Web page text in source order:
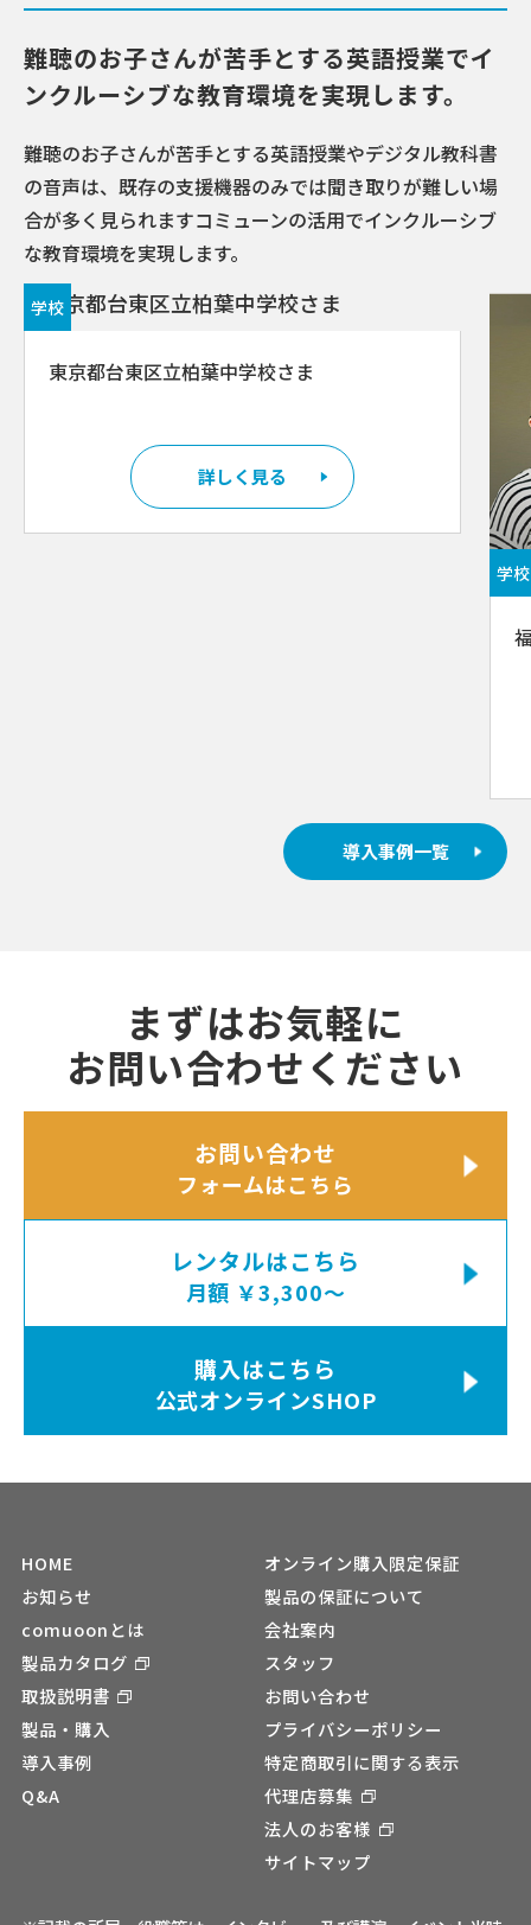
難聴のお子さんが苦手とする英語授業でイ
ンクルーシブな教育環境を実現します。
難聴のお子さんが苦手とする英語授業やデジタル教科書
の音声は、既存の支援機器のみでは聞き取りが難しい場
合が多く見られますコミューンの活用でインクルーシブ
な教育環境を実現します。
学校
東京都台東区立柏葉中学校さま
詳しく見る
学校
導入事例一覧
まずはお気軽に
お問い合わせください
お問い合わせ
フォームはこちら
レンタルはこちら
月額 ￥3,300〜
購入はこちら
公式オンラインSHOP
HOME
お知らせ
comuoonとは
製品カタログ
取扱説明書
製品・購入
導入事例
Q&A
オンライン購入限定保証
製品の保証について
会社案内
スタッフ
お問い合わせ
プライバシーポリシー
特定商取引に関する表示
代理店募集
法人のお客様
サイトマップ